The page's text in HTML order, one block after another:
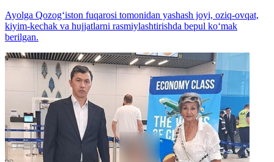
Ayolga Qozog‘iston fuqarosi tomonidan yashash joyi, oziq-ovqat,
kiyim-kechak va hujjatlarni rasmiylashtirishda bepul ko‘mak
berilgan.